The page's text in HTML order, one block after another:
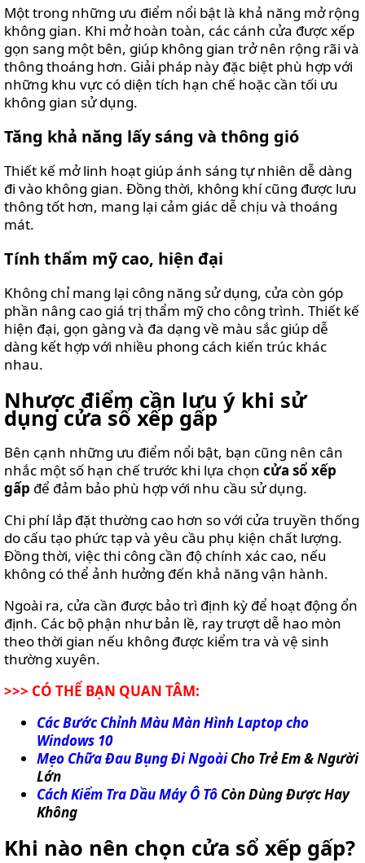
Một trong những ưu điểm nổi bật là khả năng mở rộng
không gian. Khi mở hoàn toàn, các cánh cửa được xếp
gọn sang một bên, giúp không gian trở nên rộng rãi và
thông thoáng hơn. Giải pháp này đặc biệt phù hợp với
những khu vực có diện tích hạn chế hoặc cần tối ưu
không gian sử dụng.
Tăng khả năng lấy sáng và thông gió
Thiết kế mở linh hoạt giúp ánh sáng tự nhiên dễ dàng
đi vào không gian. Đồng thời, không khí cũng được lưu
thông tốt hơn, mang lại cảm giác dễ chịu và thoáng
mát.
Tính thẩm mỹ cao, hiện đại
Không chỉ mang lại công năng sử dụng, cửa còn góp
phần nâng cao giá trị thẩm mỹ cho công trình. Thiết kế
hiện đại, gọn gàng và đa dạng về màu sắc giúp dễ
dàng kết hợp với nhiều phong cách kiến trúc khác
nhau.
Nhược điểm cần lưu ý khi sử
dụng cửa sổ xếp gấp
Bên cạnh những ưu điểm nổi bật, bạn cũng nên cân
nhắc một số hạn chế trước khi lựa chọn cửa sổ xếp
gấp để đảm bảo phù hợp với nhu cầu sử dụng.
Chi phí lắp đặt thường cao hơn so với cửa truyền thống
do cấu tạo phức tạp và yêu cầu phụ kiện chất lượng.
Đồng thời, việc thi công cần độ chính xác cao, nếu
không có thể ảnh hưởng đến khả năng vận hành.
Ngoài ra, cửa cần được bảo trì định kỳ để hoạt động ổn
định. Các bộ phận như bản lề, ray trượt dễ hao mòn
theo thời gian nếu không được kiểm tra và vệ sinh
thường xuyên.
>>> CÓ THỂ BẠN QUAN TÂM:
Các Bước Chỉnh Màu Màn Hình Laptop cho
Windows 10
Mẹo Chữa Đau Bụng Đi NgoàiCho Trẻ Em & Người
Lớn
Cách Kiểm Tra Dầu Máy Ô Tô Còn Dùng Được Hay
Không
Khi nào nên chọn cửa sổ xếp gấp?